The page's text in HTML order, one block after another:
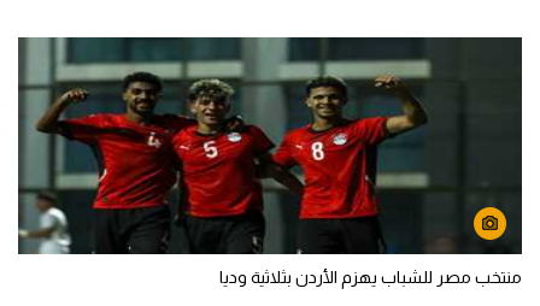
منتخب مصر للشباب يهزم الأردن بثلاثية وديا